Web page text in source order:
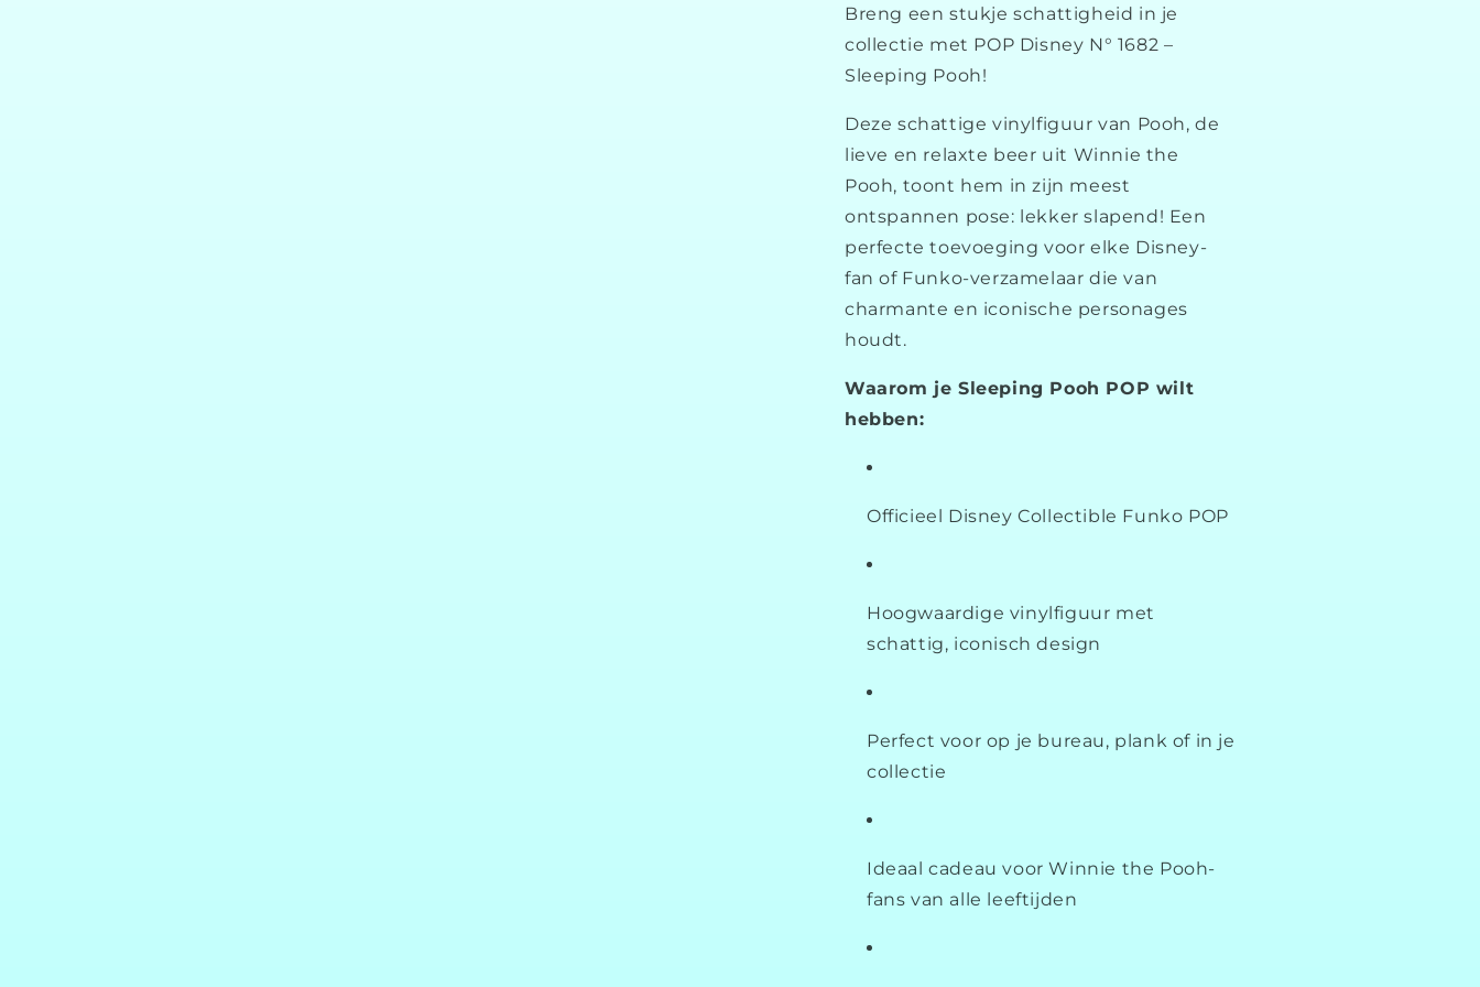
Breng een stukje schattigheid in je
collectie met POP Disney N° 1682 –
Sleeping Pooh!
Deze schattige vinylfiguur van Pooh, de
lieve en relaxte beer uit Winnie the
Pooh, toont hem in zijn meest
ontspannen pose: lekker slapend! Een
perfecte toevoeging voor elke Disney-
fan of Funko-verzamelaar die van
charmante en iconische personages
houdt.
Waarom je Sleeping Pooh POP wilt
hebben:
Officieel Disney Collectible Funko POP
Hoogwaardige vinylfiguur met
schattig, iconisch design
Perfect voor op je bureau, plank of in je
collectie
Ideaal cadeau voor Winnie the Pooh-
fans van alle leeftijden